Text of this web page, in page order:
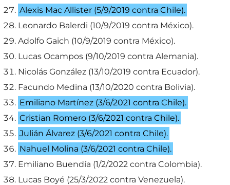
Alexis Mac Allister (5/9/2019 contra Chile).
Leonardo Balerdi (10/9/2019 contra México).
Adolfo Gaich (10/9/2019 contra México).
Lucas Ocampos (9/10/2019 contra Alemania).
Nicolás González (13/10/2019 contra Ecuador).
Facundo Medina (13/10/2020 contra Bolivia).
Emiliano Martínez (3/6/2021 contra Chile).
Cristian Romero (3/6/2021 contra Chile).
Julián Álvarez (3/6/2021 contra Chile).
Nahuel Molina (3/6/2021 contra Chile).
Emiliano Buendía (1/2/2022 contra Colombia).
Lucas Boyé (25/3/2022 contra Venezuela).